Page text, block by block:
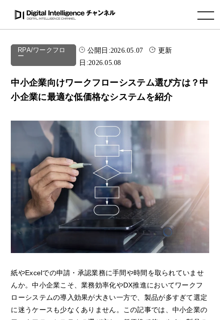
toggle navigation
RPA/ワークフロ
ー
公開日:2026.05.07
更新
日:2026.05.08
中小企業向けワークフローシステム選び方は？中
小企業に最適な低価格なシステムを紹介
紙やExcelでの申請・承認業務に手間や時間を取られていませ
んか。中小企業こそ、業務効率化やDX推進においてワークフ
ローシステムの導入効果が大きい一方で、製品が多すぎて選定
に迷うケースも少なくありません。この記事では、中小企業の